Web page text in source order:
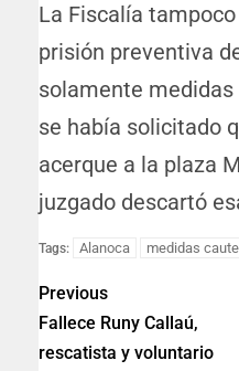
La Fiscalía
prisión preventiva
solamente
se había solicitado
acerque a la plaza
juzgado descartó
Tags: Alanoca medidas
Previous
Fallece Runy Callaú,
rescatista y voluntario